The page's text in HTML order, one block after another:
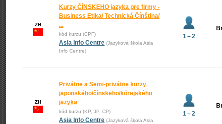
ZH
Kurzy ČÍNSKEHO jazyka pre firmy -
Business Etika/ Technická Čínština/
...
kód kurzu (CPF)
Asia Info Centre (Jazyková škola Asia
Info Centre)
1 – 2
ZH
Privátne a Semi-privátne kurzy
japonského/čínskeho/kórejského
jazyka
kód kurzu (KP, JP, CP)
Asia Info Centre (Jazyková škola Asia
1 – 2